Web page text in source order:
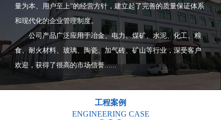
量为本、用户至上”的经营方针，建立起了完善的质量保证体系
和现代化的企业管理制度。
公司产品广泛应用于冶金、电力、煤矿、水泥、化工、粮
食、耐火材料、玻璃、陶瓷、加气砖、矿山等行业，深受客户
欢迎，获得了很高的市场信誉......
工程案例
ENGINEERING CASE